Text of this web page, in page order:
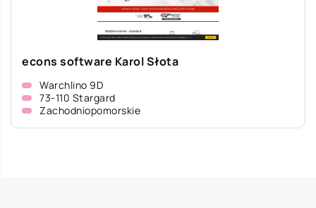
econs software Karol Słota
Warchlino 9D
73-110 Stargard
Zachodniopomorskie